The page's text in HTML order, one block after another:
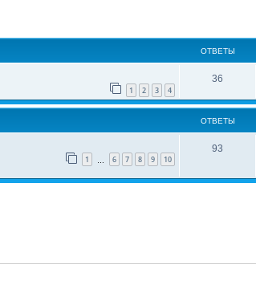
ОТВЕТЫ
1 2 3 4
36
ОТВЕТЫ
1 6 7 8 9 10
93